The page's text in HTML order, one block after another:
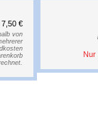
Nur
€
von